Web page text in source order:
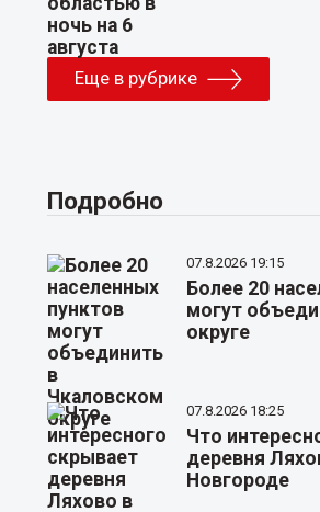
Еще в рубрике
Подробно
07.8.2026 19:15
Более 20
могут
округе
07.8.2026 18:25
Что
деревня
Новгороде